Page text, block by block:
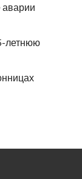
аварии
летнюю